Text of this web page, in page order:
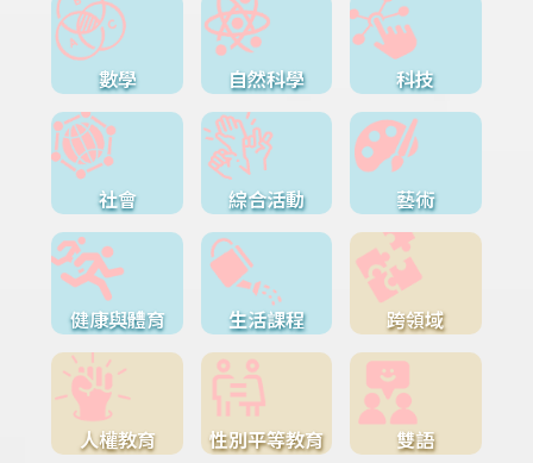
數學 自然科學 科技
社會 綜合活動 藝術
健康與體育 生活課程 跨領域
人權教育 性別平等教育 雙語